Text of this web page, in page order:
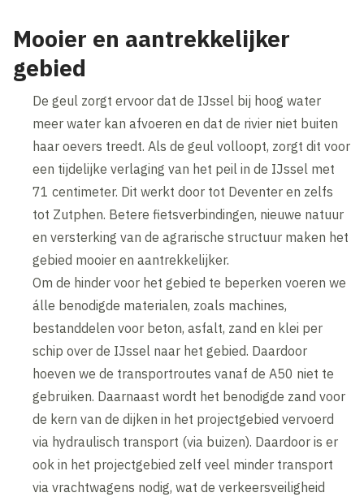
Wijzig cookie instellingen
Mooier en aantrekkelijker
gebied
De geul zorgt ervoor dat de IJssel bij hoog water
meer water kan afvoeren en dat de rivier niet buiten
haar oevers treedt. Als de geul volloopt, zorgt dit voor
een tijdelijke verlaging van het peil in de IJssel met
71 centimeter. Dit werkt door tot Deventer en zelfs
tot Zutphen. Betere fietsverbindingen, nieuwe natuur
en versterking van de agrarische structuur maken het
gebied mooier en aantrekkelijker.
Om de hinder voor het gebied te beperken voeren we
álle benodigde materialen, zoals machines,
bestanddelen voor beton, asfalt, zand en klei per
schip over de IJssel naar het gebied. Daardoor
hoeven we de transportroutes vanaf de A50 niet te
gebruiken. Daarnaast wordt het benodigde zand voor
de kern van de dijken in het projectgebied vervoerd
via hydraulisch transport (via buizen). Daardoor is er
ook in het projectgebied zelf veel minder transport
via vrachtwagens nodig, wat de verkeersveiligheid